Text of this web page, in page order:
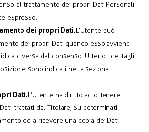
al trattamento dei propri Dati Personali
espresso.
dei propri Dati.L’Utente può
dei propri Dati quando esso avviene
diversa dal consenso. Ulteriori dettagli
sono indicati nella sezione
Dati.L’Utente ha diritto ad ottenere
trattati dal Titolare, su determinati
ed a ricevere una copia dei Dati